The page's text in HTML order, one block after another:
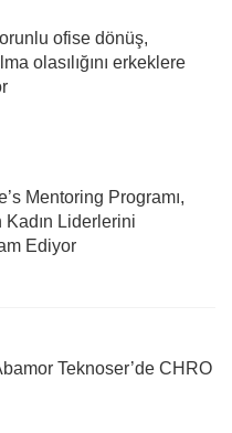
ofise dönüş,
olasılığını erkeklere
Mentoring Programı,
Kadın Liderlerini
Ediyor
Teknoser’de CHRO